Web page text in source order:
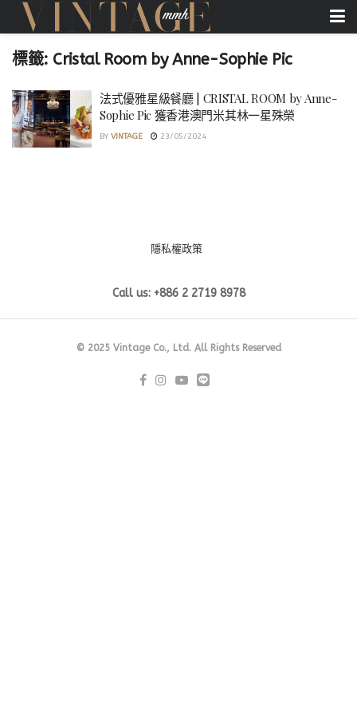
標籤: Cristal Room by Anne-Sophie Pic
法式優雅星級餐廳 | CRISTAL ROOM by Anne-
Sophie Pic 獲香港澳門米其林一星殊榮
BY VINTAGE 23/05/2024
隱私權政策
Call us: +886 2 2719 8978
© 2025 Vintage Co., Ltd. All Rights Reserved